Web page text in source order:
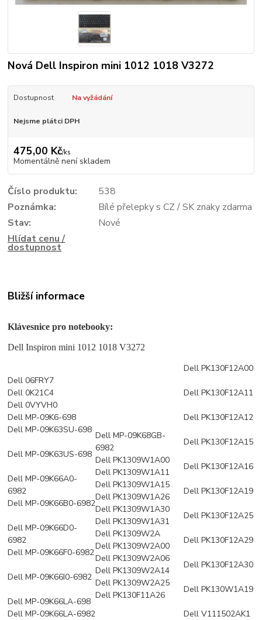
Nová Dell Inspiron mini 1012 1018 V3272
Dostupnost Na vyžádání
Nejsme plátci DPH
475,00 Kč/ks
Momentálně není skladem
Číslo produktu:
538
Poznámka:
Bílé přelepky s CZ / SK znaky zdarma
Stav:
Nové
Hlídat cenu /
dostupnost
Bližší informace
Klávesnice pro notebooky:
Dell Inspiron mini 1012 1018 V3272
Dell 06FRY7
Dell 0K21C4
Dell 0VYVH0
Dell MP-09K6-698
Dell MP-09K63SU-698
Dell MP-09K63US-698
Dell MP-09K66A0-
6982
Dell MP-09K66B0-6982
Dell MP-09K66D0-
6982
Dell MP-09K66F0-6982
Dell MP-09K66I0-6982
Dell MP-09K66LA-698
Dell MP-09K66LA-6982
Dell MP-09K68GB-
6982
Dell PK1309W1A00
Dell PK1309W1A11
Dell PK1309W1A15
Dell PK1309W1A26
Dell PK1309W1A30
Dell PK1309W1A31
Dell PK1309W2A
Dell PK1309W2A00
Dell PK1309W2A06
Dell PK1309W2A14
Dell PK1309W2A25
Dell PK130F11A26
Dell PK130F12A00
Dell PK130F12A11
Dell PK130F12A12
Dell PK130F12A15
Dell PK130F12A16
Dell PK130F12A19
Dell PK130F12A25
Dell PK130F12A29
Dell PK130F12A30
Dell PK130W1A19
Dell V111502AK1